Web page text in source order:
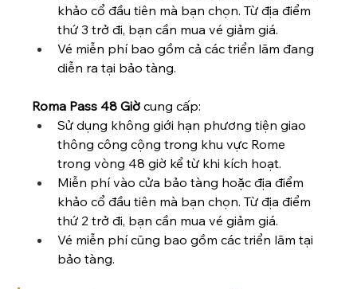
khảo cổ đầu tiên mà bạn chọn. Từ địa điểm
thứ 3 trở đi, bạn cần mua vé giảm giá.
Vé miễn phí bao gồm cả các triển lãm đang
diễn ra tại bảo tàng.
Roma Pass 48 Giờ cung cấp:
Sử dụng không giới hạn phương tiện giao
thông công cộng trong khu vực Rome
trong vòng 48 giờ kể từ khi kích hoạt.
Miễn phí vào cửa bảo tàng hoặc địa điểm
khảo cổ đầu tiên mà bạn chọn. Từ địa điểm
thứ 2 trở đi, bạn cần mua vé giảm giá.
Vé miễn phí cũng bao gồm các triển lãm tại
bảo tàng.